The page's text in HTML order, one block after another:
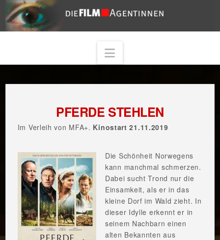
Navigation
PFERDE STEHLEN
Im Verleih von MFA+. Kinostart 21.11.2019
Die Schönheit Norwegens
kann manchmal schmerzen.
Dabei sucht Trond nur die
Einsamkeit, als er in das
kleine Dorf im Wald zieht. In
dieser Idylle erkennt er in
seinem Nachbarn einen
alten Bekannten aus